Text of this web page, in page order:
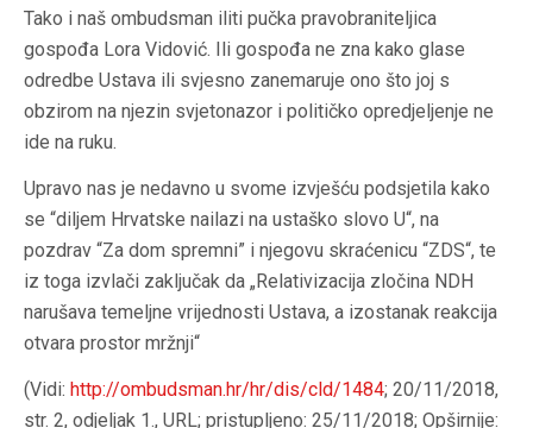
Tako i naš ombudsman iliti pučka pravobraniteljica
gospođa Lora Vidović. Ili gospođa ne zna kako glase
odredbe Ustava ili svjesno zanemaruje ono što joj s
obzirom na njezin svjetonazor i političko opredjeljenje ne
ide na ruku.
Upravo nas je nedavno u svome izvješću podsjetila kako
se “diljem Hrvatske nailazi na ustaško slovo U“, na
pozdrav “Za dom spremni” i njegovu skraćenicu “ZDS“, te
iz toga izvlači zaključak da „ Relativizacija zločina NDH
narušava temeljne vrijednosti Ustava, a izostanak reakcija
otvara prostor mržnji“
(Vidi: http://ombudsman.hr/hr/dis/cld/1484; 20/11/2018,
str. 2, odjeljak 1., URL; pristupljeno: 25/11/2018; Opširnije: